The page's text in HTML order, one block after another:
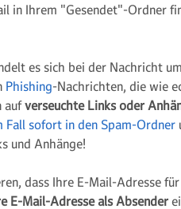
in Ihrem "Gesendet"-Ordner
es sich bei der Nachricht
Phishing-Nachrichten, die wie
aufverseuchte Links oder
Fall sofort in den Spam-Ordner
und Anhänge!
dass Ihre E-Mail-Adresse für
E-Mail-Adresse als Absender